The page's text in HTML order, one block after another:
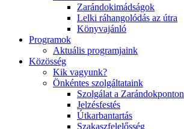
Zarándokimádságok
Lelki ráhangolódás az útra
Könyvajánló
Programok
Aktuális programjaink
Közösség
Kik vagyunk?
Önkéntes szolgáltataink
Szolgálat a Zarándokponton
Jelzésfestés
Útkarbantartás
Szakaszfelelősség